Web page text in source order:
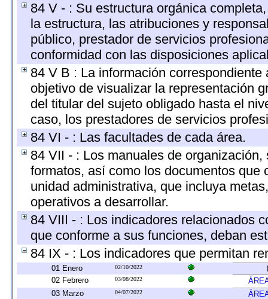
84 V - : Su estructura orgánica
la estructura, las atribuciones y
público, prestador de servicios
conformidad con las disposiciones
84 V B : La información
objetivo de visualizar la representación
del titular del sujeto obligado hasta el
caso, los prestadores de servicios
84 VI - : Las facultades de cada área.
84 VII - : Los manuales de
formatos, así como los documentos
unidad administrativa, que incluya
operativos a desarrollar.
84 VIII - : Los indicadores relacionados
que conforme a sus funciones, deban
84 IX - : Los indicadores que permitan
01 Enero 02/10/2022
02 Febrero
03/08/2022
03 Marzo
04/07/2022